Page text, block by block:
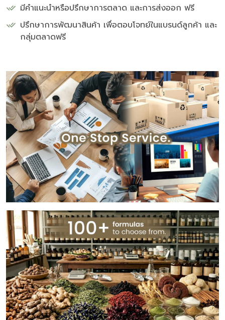
มีคำแนะนำหรือปรึกษาการตลาด และการส่งออก ฟรี
ปรึกษาการพัฒนาสินค้า เพื่อตอบโจทย์ในแบรนด์ลูกค้า และ
กลุ่มตลาดฟรี